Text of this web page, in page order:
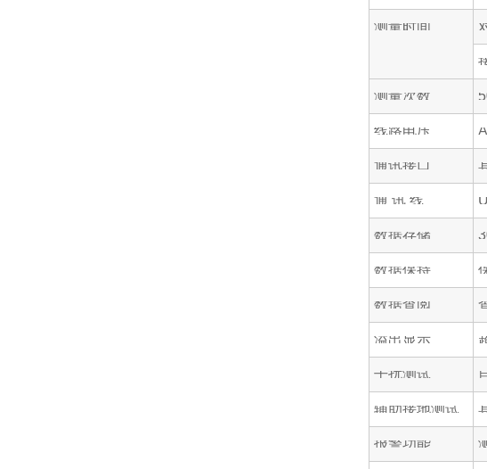
测量时间
测量次数
线路电压
通讯接口
通 讯 线
数据存储
数据保持
数据查阅
溢出显示
干扰测试
辅助接地测试
报警功能